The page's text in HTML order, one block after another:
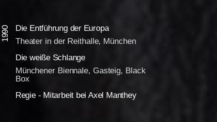
1990
Die Entführung der Europa
Theater in der Reithalle, München
Die weiße Schlange
Münchener Biennale, Gasteig, Black
Box
Regie - Mitarbeit bei Axel Manthey